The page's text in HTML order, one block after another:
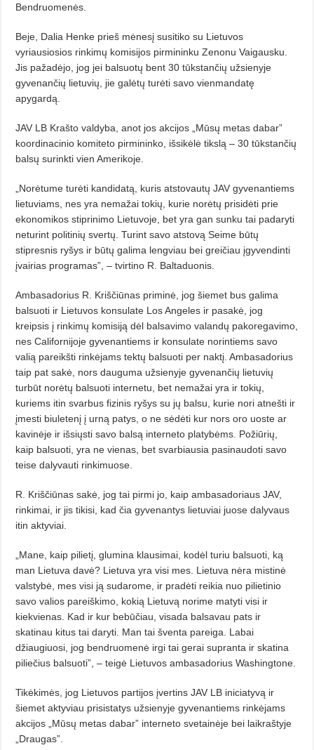
Bendruomenės.
Beje, Dalia Henke prieš mėnesį susitiko su Lietuvos
vyriausiosios rinkimų komisijos pirmininku Zenonu Vaigausku.
Jis pažadėjo, jog jei balsuotų bent 30 tūkstančių užsienyje
gyvenančių lietuvių, jie galėtų turėti savo vienmandatę
apygardą.
JAV LB Krašto valdyba, anot jos akcijos „Mūsų metas dabar”
koordinacinio komiteto pirmininko, išsikėlė tikslą – 30 tūkstančių
balsų surinkti vien Amerikoje.
„Norėtume turėti kandidatą, kuris atstovautų JAV gyvenantiems
lietuviams, nes yra nemažai tokių, kurie norėtų prisidėti prie
ekonomikos stiprinimo Lietuvoje, bet yra gan sunku tai padaryti
neturint politinių svertų. Turint savo atstovą Seime būtų
stipresnis ryšys ir būtų galima lengviau bei greičiau įgyvendinti
įvairias programas”, – tvirtino R. Baltaduonis.
Ambasadorius R. Kriščiūnas priminė, jog šiemet bus galima
balsuoti ir Lietuvos konsulate Los Angeles ir pasakė, jog
kreipsis į rinkimų komisiją dėl balsavimo valandų pakoregavimo,
nes Californijoje gyvenantiems ir konsulate norintiems savo
valią pareikšti rinkėjams tektų balsuoti per naktį. Ambasadorius
taip pat sakė, nors dauguma užsienyje gyvenančių lietuvių
turbūt norėtų balsuoti internetu, bet nemažai yra ir tokių,
kuriems itin svarbus fizinis ryšys su jų balsu, kurie nori atnešti ir
įmesti biuletenį į urną patys, o ne sėdėti kur nors oro uoste ar
kavinėje ir išsiųsti savo balsą interneto platybėms. Požiūrių,
kaip balsuoti, yra ne vienas, bet svarbiausia pasinaudoti savo
teise dalyvauti rinkimuose.
R. Kriščiūnas sakė, jog tai pirmi jo, kaip ambasadoriaus JAV,
rinkimai, ir jis tikisi, kad čia gyvenantys lietuviai juose dalyvaus
itin aktyviai.
„Mane, kaip pilietį, glumina klausimai, kodėl turiu balsuoti, ką
man Lietuva davė? Lietuva yra visi mes. Lietuva nėra mistinė
valstybė, mes visi ją sudarome, ir pradėti reikia nuo pilietinio
savo valios pareiškimo, kokią Lietuvą norime matyti visi ir
kiekvienas. Kad ir kur bebūčiau, visada balsavau pats ir
skatinau kitus tai daryti. Man tai šventa pareiga. Labai
džiaugiuosi, jog bendruomenė irgi tai gerai supranta ir skatina
piliečius balsuoti”, – teigė Lietuvos ambasadorius Washingtone.
Tikėkimės, jog Lietuvos partijos įvertins JAV LB iniciatyvą ir
šiemet aktyviau prisistatys užsienyje gyvenantiems rinkėjams
akcijos „Mūsų metas dabar” interneto svetainėje bei laikraštyje
„Draugas”.